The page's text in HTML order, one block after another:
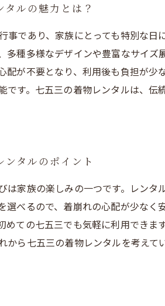
ルの魅力とは？
であり、家族にとっても特別な日
種多様なデザインや豊富なサイ
が不要となり、利用後も負担が
です。七五三の着物レンタルは、
タルのポイント
家族の楽しみの一つです。レン
べるので、着崩れの心配が少な
ての七五三でも気軽に利用でき
ら七五三の着物レンタルを考え